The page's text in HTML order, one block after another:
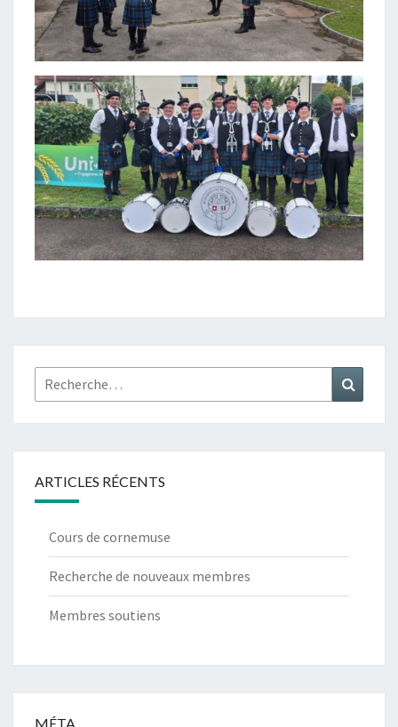
Rechercher :
ARTICLES RÉCENTS
Cours de cornemuse
Recherche de nouveaux membres
Membres soutiens
MÉTA